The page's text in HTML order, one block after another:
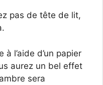
pas de tête de lit,
l’aide d’un papier
aurez un bel effet
sera